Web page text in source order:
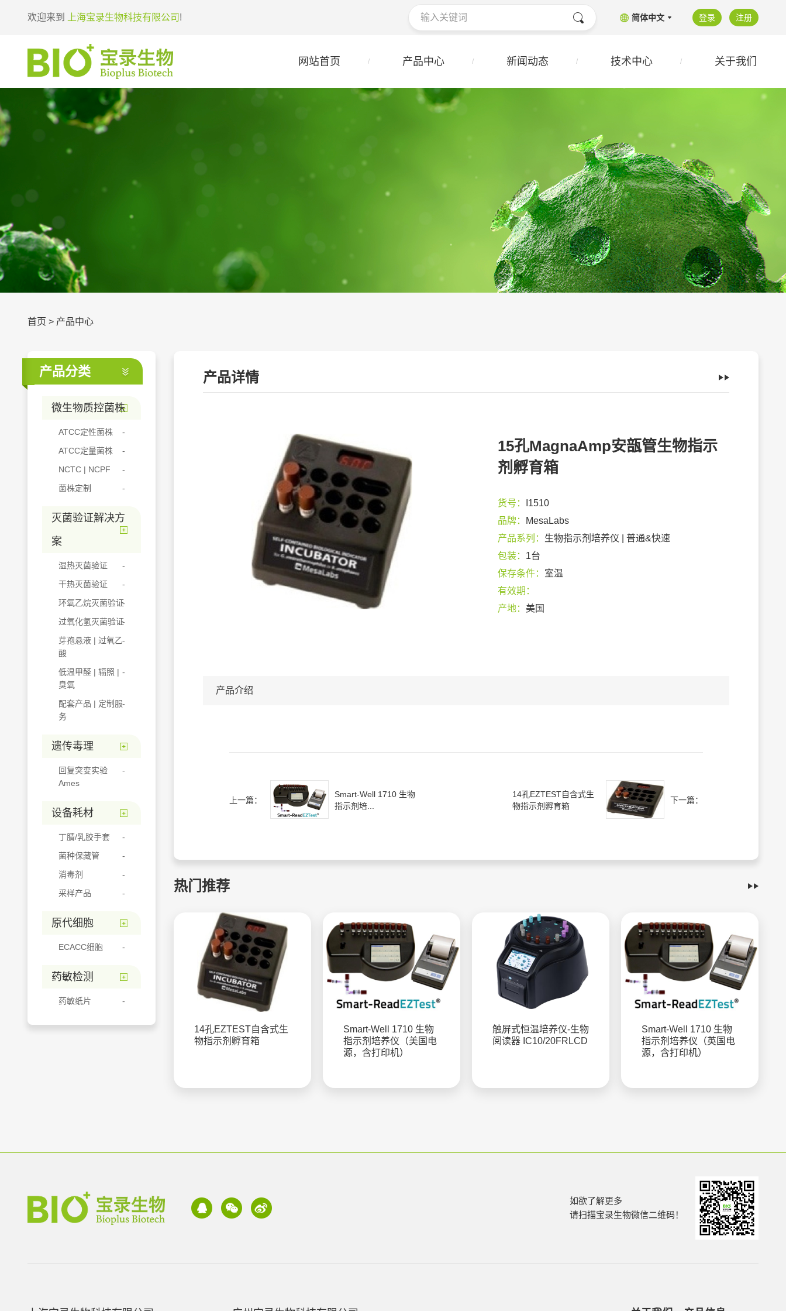
欢迎来到 上海宝录生物科技有限公司 ! 简体中文 登录 注册
网站首页 产品中心 新闻动态 技术中心 关于我们
首页 > 产品中心
产品分类
微生物质控菌株
ATCC定性菌株
ATCC定量菌株
NCTC | NCPF
菌株定制
灭菌验证解决方
案
湿热灭菌验证
干热灭菌验证
环氧乙烷灭菌验证
过氧化氢灭菌验证
芽孢悬液 | 过氧乙
酸
低温甲醛 | 辐照 |
臭氧
配套产品 | 定制服
务
遗传毒理
回复突变实验
Ames
设备耗材
丁腈/乳胶手套
菌种保藏管
消毒剂
采样产品
原代细胞
ECACC细胞
药敏检测
药敏纸片
产品详情
15孔MagnaAmp安瓿管生物指示
剂孵育箱
货号：
I1510
品牌：
MesaLabs
产品系列： 生物指示剂培养仪 | 普通&快速
包装： 1台
保存条件： 室温
有效期：
产地： 美国
产品介绍
上一篇：
Smart-Well 1710 生物
指示剂培...
14孔EZTEST自含式生
物指示剂孵育箱
下一篇：
热门推荐
14孔EZTEST自含式生
物指示剂孵育箱
Smart-Well 1710 生物
指示剂培养仪（美国电
源，含打印机）
触屏式恒温培养仪-生物
阅读器 IC10/20FRLCD
Smart-Well 1710 生物
指示剂培养仪（英国电
源，含打印机）
如欲了解更多
请扫描宝录生物微信二维码！